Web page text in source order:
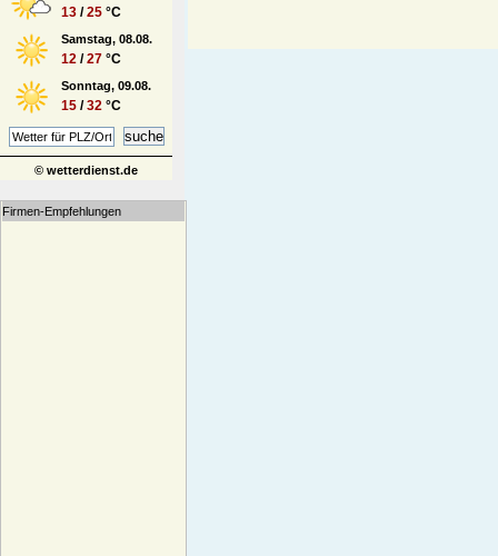
13 /25 °C
Samstag, 08.08.
12 /27 °C
Sonntag, 09.08.
15 /32 °C
© wetterdienst.de
Firmen-Empfehlungen